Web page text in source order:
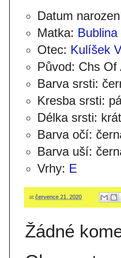
Datum
Matka: Bublina
Otec: Kulíšek
Původ: Chs Of
Barva srsti:
Kresba srsti:
Délka srsti:
Barva očí:
Barva uší:
Vrhy: E
at července 21, 2020
Žádné